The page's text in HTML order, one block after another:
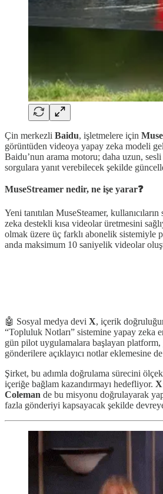
Çin merkezli Baidu, işletmelere için
görüntüden videoya yapay zeka modeli
Baidu’nun arama motoru; daha uzun, sesli
sorgulara yanıt verebilecek şekilde
MuseStreamer nedir, ne işe yarar❓
Yeni tanıtılan MuseSteamer,
zeka destekli kısa videolar üretmesini
olmak üzere üç farklı abonelik sistemiyle
anda maksimum 10 saniyelik videolar
🤖 Sosyal medya devi X, içerik
“Topluluk Notları” sistemine yapay zeka
gün pilot uygulamalara başlayan
gönderilere açıklayıcı notlar eklemesine
Şirket, bu adımla doğrulama sürecini
içeriğe bağlam kazandırmayı hedefliyor.
Coleman de bu misyonu doğrulayarak
fazla gönderiyi kapsayacak şekilde